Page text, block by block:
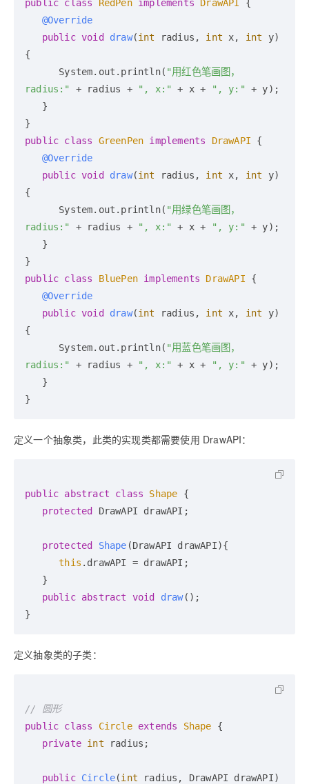
public class RedPen implements DrawAPI
{
@Override
public void draw(int radius, int x, int y)
{
      System.out.println(
"用红色笔画图，
radius:"
+ radius + ", x:" + x + ", y:"
+ y);
public class GreenPen implements DrawAPI {
@Override
public void draw(int radius, int x, int y)
{
      System.out.println(
"用绿色笔画图，
radius:"
+ radius + ", x:" + x + ", y:"
+ y);
public class BluePen implements DrawAPI {
@Override
public void draw(int radius, int x, int y)
{
      System.out.println(
"用蓝色笔画图，
radius:"
+ radius + ", x:" + x + ", y:"
+ y);
定义一个抽象类，此类的实现类都需要使用 DrawAPI：
public abstract class Shape {
protected
DrawAPI drawAPI;
protected Shape (DrawAPI drawAPI){
this .drawAPI = drawAPI;
public abstract void draw() ;
定义抽象类的子类：
// 圆形
public class Circle extends Shape {
private int radius;
public Circle(int radius, DrawAPI drawAPI)